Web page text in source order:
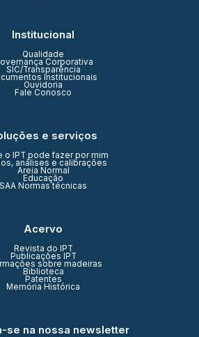
Institucional
Qualidade
Corporativa
SIC/Transparência
Institucionais
Ouvidoria
Fale Conosco
e serviços
o IPT pode fazer por mim
análises e calibrações
Areia Normal
Educação
SAA Normas técnicas
Acervo
Revista do IPT
Publicações IPT
sobre madeiras
Biblioteca
Patentes
Memória Histórica
se na nossa newsletter